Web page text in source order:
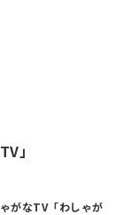
」
がなTV「わしゃが